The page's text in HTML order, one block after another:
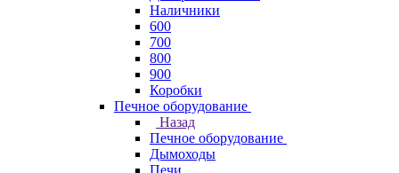
Наличники
600
700
800
900
Коробки
Печное оборудование
Назад
Печное оборудование
Дымоходы
Печи